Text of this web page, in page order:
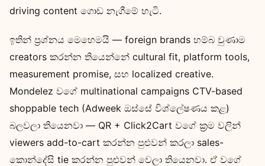
driving content ගොඩ නැගීමේ හැටි.
ඉතින් ප්‍රශ්නය මෙහෙමයි — foreign brands හම්බ වුණාම
creators කරන්න තියෙන්නේ cultural fit, platform tools,
measurement promise, සහ localized creative.
Mondelez වගේ multinational campaigns CTV-based
shoppable tech (Adweek ඔස්සේ විශ්ලේෂණය කළ)
බලවලා තියෙනවා — QR + Click2Cart වගේ ක්‍රම වලින්
viewers add-to-cart කරන්න පුළුවන් කරලා sales-
කොන්දේසි tie කරන්න පුළුවන් වෙලා තියෙනවා. ඒ වගේ